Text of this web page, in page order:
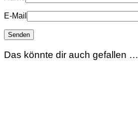
E-Mail
Das könnte dir auch gefallen …